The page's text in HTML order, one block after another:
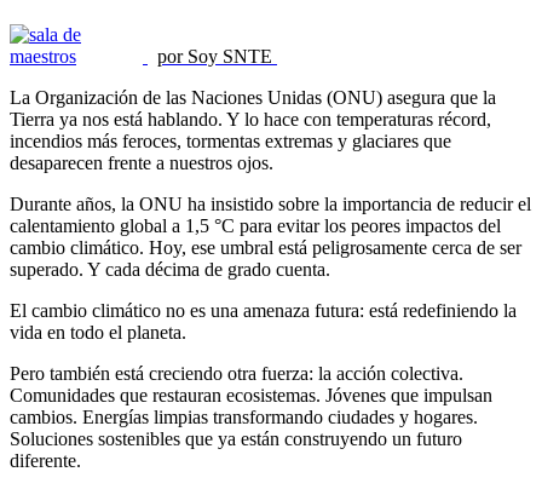
por Soy SNTE
La Organización de las Naciones Unidas (ONU) asegura que la
Tierra ya nos está hablando. Y lo hace con temperaturas récord,
incendios más feroces, tormentas extremas y glaciares que
desaparecen frente a nuestros ojos.
Durante años, la ONU ha insistido sobre la importancia de reducir el
calentamiento global a 1,5 °C para evitar los peores impactos del
cambio climático. Hoy, ese umbral está peligrosamente cerca de ser
superado. Y cada décima de grado cuenta.
El cambio climático no es una amenaza futura: está redefiniendo la
vida en todo el planeta.
Pero también está creciendo otra fuerza: la acción colectiva.
Comunidades que restauran ecosistemas. Jóvenes que impulsan
cambios. Energías limpias transformando ciudades y hogares.
Soluciones sostenibles que ya están construyendo un futuro
diferente.